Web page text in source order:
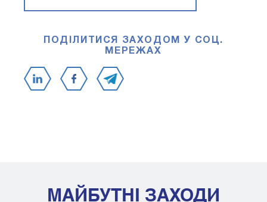
ПОДІЛИТИСЯ ЗАХОДОМ У СОЦ.
МЕРЕЖАХ